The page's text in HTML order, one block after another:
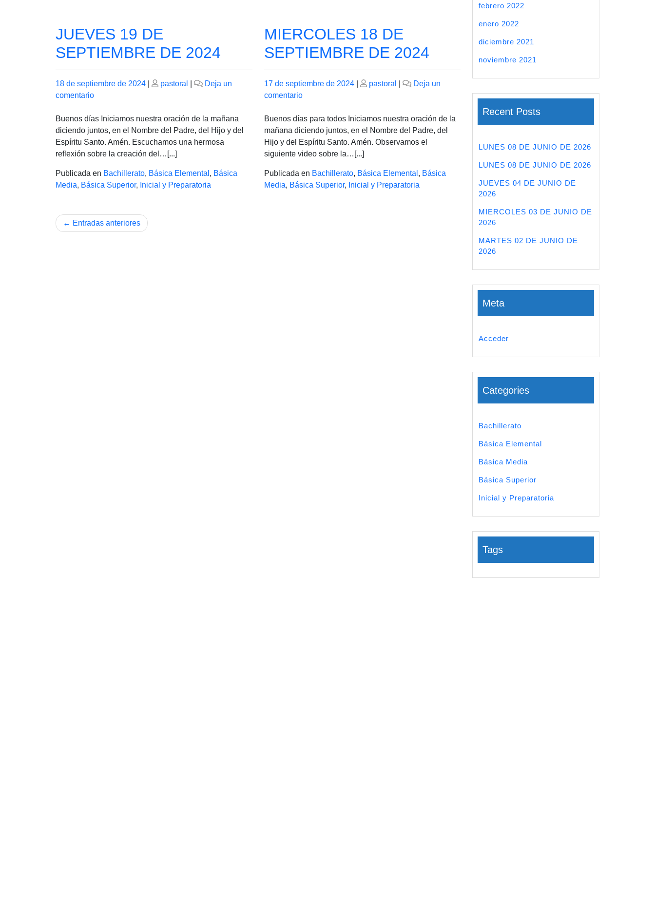
JUEVES 19 DE
SEPTIEMBRE DE 2024
Publicado
el
18 de septiembre de 2024
Publicado
pastoral
Deja un
comentarioen
19
DE
SEPTIEMBRE
DE
Buenos días Iniciamos nuestra oración de la mañana
diciendo juntos, en el Nombre del Padre, del Hijo y del
Espíritu Santo. Amén. Escuchamos una hermosa
reflexión sobre la creación del…[...]
Publicada en Bachillerato, Básica Elemental , Básica
Media, Básica Superior, Inicial y Preparatoria
MIERCOLES 18 DE
SEPTIEMBRE DE 2024
Publicado
el
17 de septiembre de 2024| Publicado
pastoral
Deja un
comentarioen
18
DE
SEPTIEMBRE
DE
Buenos días para todos Iniciamos nuestra oración de la
mañana diciendo juntos, en el Nombre del Padre, del
Hijo y del Espíritu Santo. Amén. Observamos el
siguiente video sobre la…[...]
Publicada en Bachillerato, Básica Elemental , Básica
Media, Básica Superior, Inicial y Preparatoria
Navegación
Entradas anteriores
febrero 2022
enero 2022
diciembre 2021
noviembre 2021
Recent Posts
LUNES 08 DE JUNIO DE 2026
LUNES 08 DE JUNIO DE 2026
JUEVES 04 DE JUNIO DE
2026
MIERCOLES 03 DE JUNIO DE
2026
MARTES 02 DE JUNIO DE
2026
Meta
Acceder
Categories
Bachillerato
Básica Elemental
Básica Media
Básica Superior
Inicial y Preparatoria
Tags